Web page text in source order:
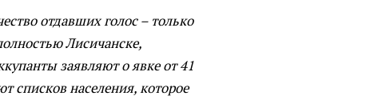
отдавших голос – только
Лисичанске,
заявляют о явке от 41
списков населения, которое